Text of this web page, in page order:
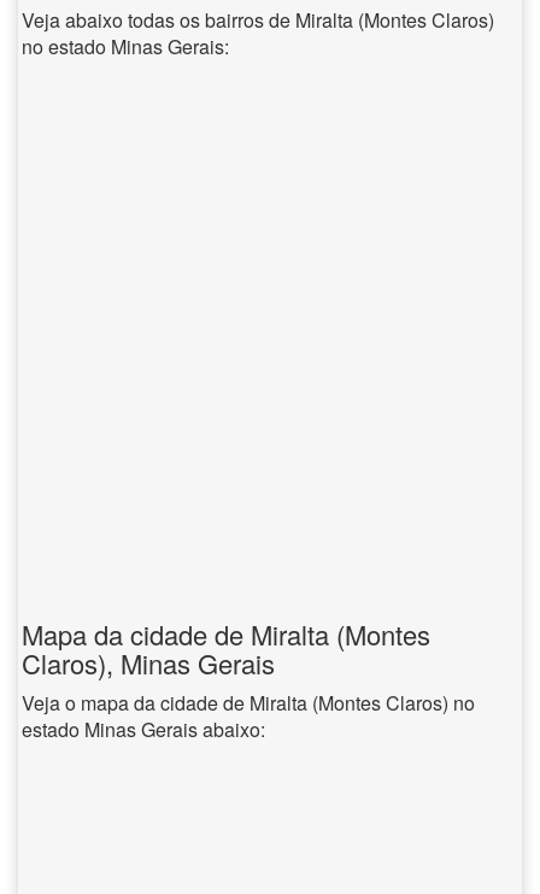
Veja abaixo todas os bairros de Miralta (Montes Claros)
no estado Minas Gerais:
Mapa da cidade de Miralta (Montes
Claros), Minas Gerais
Veja o mapa da cidade de Miralta (Montes Claros) no
estado Minas Gerais abaixo: